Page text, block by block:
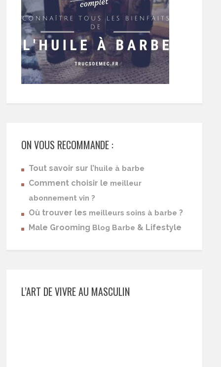
ON VOUS RECOMMANDE :
Tout savoir sur l’huile à barbe
Comment choisir le meilleur
abonnement vin ?
Où trouver les meilleurs soins à barbe ?
Male Grooming Blog Barbe & Lifestyle
L’ART DE VIVRE AU MASCULIN